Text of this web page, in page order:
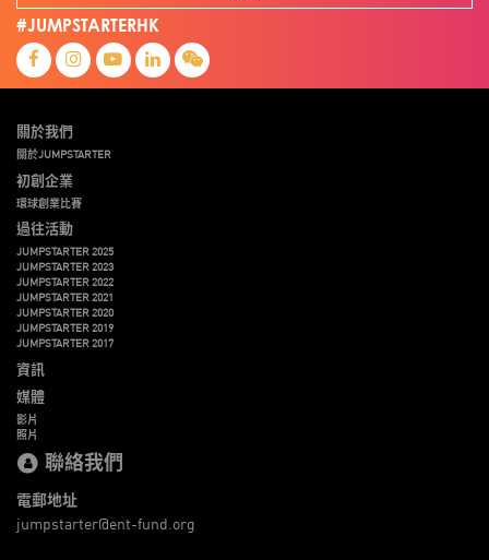
#JUMPSTARTERHK
關於我們
關於JUMPSTARTER
初創企業
環球創業比賽
過往活動
JUMPSTARTER 2025
JUMPSTARTER 2023
JUMPSTARTER 2022
JUMPSTARTER 2021
JUMPSTARTER 2020
JUMPSTARTER 2019
JUMPSTARTER 2017
資訊
媒體
影片
照片
聯絡我們
電郵地址
jumpstarter@ent-fund.org